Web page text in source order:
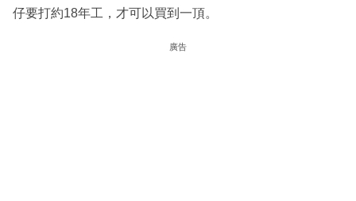
仔要打約18年工，才可以買到一頂。
廣告